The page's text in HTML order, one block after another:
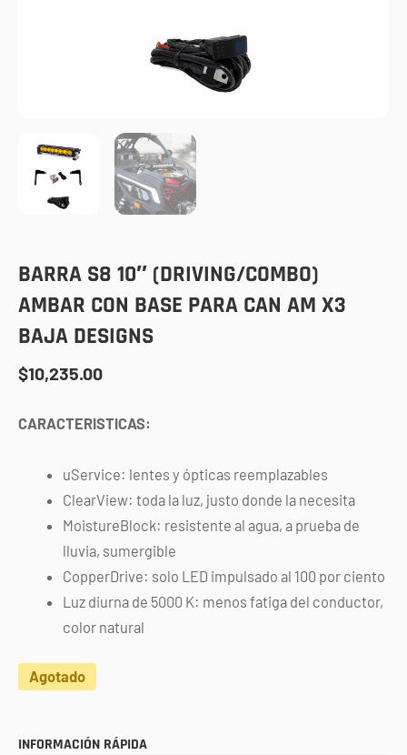
BARRA S8 10″ (DRIVING/COMBO)
AMBAR CON BASE PARA CAN AM X3
BAJA DESIGNS
$10,235.00
CARACTERISTICAS:
uService: lentes y ópticas reemplazables
ClearView: toda la luz, justo donde la necesita
MoistureBlock: resistente al agua, a prueba de
lluvia, sumergible
CopperDrive: solo LED impulsado al 100 por ciento
Luz diurna de 5000 K: menos fatiga del conductor,
color natural
Agotado
INFORMACIÓN RÁPIDA